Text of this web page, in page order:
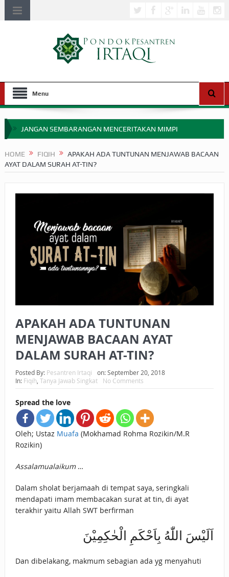
Menu
JANGAN SEMBARANGAN MENCERITAKAN MIMPI
MIMPI YANG DIABAIKAN MENJELANG PERANG BADAR
HAKIKAT NIKMAT DI DUNIA!
BAGAIMANA CARA MEMBAYAR ZAKAT UANG?
UANG HARAM BISA MENJADI HALAL JIKA SEBAB
ISTIDLAL BATIL VS ISTIDLAL SYAR’I
BAHASA CINTA KARENA ALLAH
HUKUM MEMBAYAR ZAKAT DENGAN CARA MENGANGSUR
HUKUM MEMBAYAR ZAKAT KEPADA KERABAT SENDIRI
HOME FIQIH
APAKAH ADA TUNTUNAN MENJAWAB BACAAN
AYAT DALAM SURAH AT-TIN?
APAKAH ADA TUNTUNAN
MENJAWAB BACAAN AYAT
DALAM SURAH AT-TIN?
Posted By: Pesantren Irtaqi on:September 20, 2018
In: Fiqih Tanya Jawab Singkat No Comments
Spread the love
Oleh; Ustaz Muafa (Mokhamad Rohma Rozikin/M.R
Rozikin)
Assalamualaikum…
Dalam sholat berjamaah di tempat saya, seringkali
mendapati imam membacakan surat at tin, di ayat
terakhir yaitu Allah SWT berfirman
اَلَيْسَ اللّٰهُ بِاَحْكَمِ الْحٰكِمِيْنَ
Dan dibelakang, makmum sebagian ada yg menyahuti